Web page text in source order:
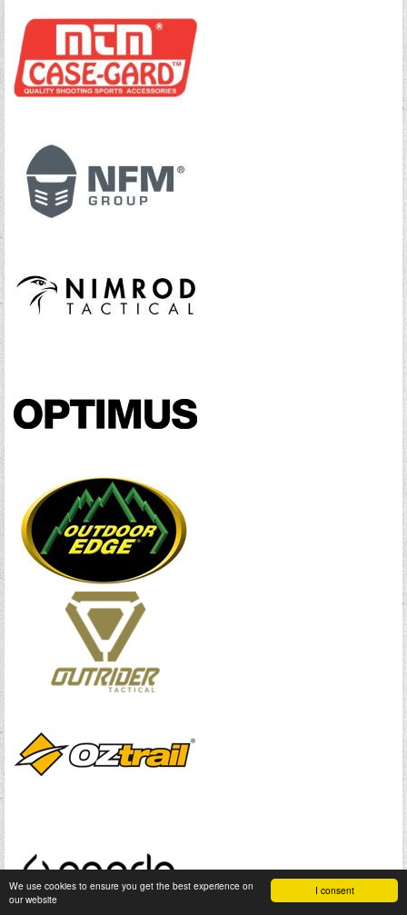
I consent
We use cookies to ensure you get the best experience on
our website